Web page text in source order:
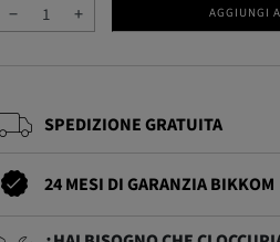
− + AGGIUNGI
SPEDIZIONE GRATUITA
24 MESI DI GARANZIA BIKKOM